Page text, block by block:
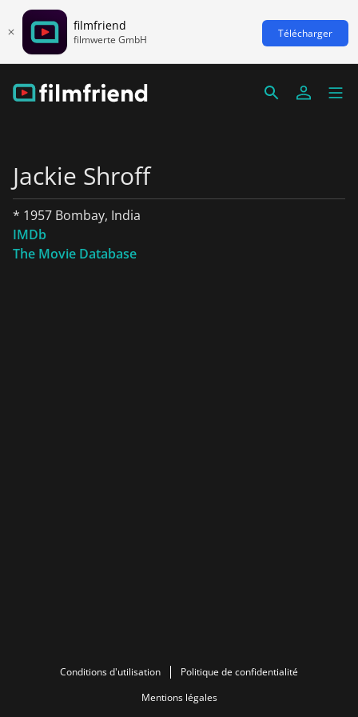
filmfriend
filmwerte GmbH Télécharger
Jackie Shroff
* 1957 Bombay, India
IMDb
The Movie Database
Conditions d'utilisation
Politique de confidentialité
Mentions légales